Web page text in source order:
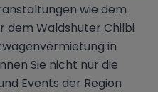
wie dem
dem Waldshuter Chilbi
in
Sie nicht nur die
Events der Region